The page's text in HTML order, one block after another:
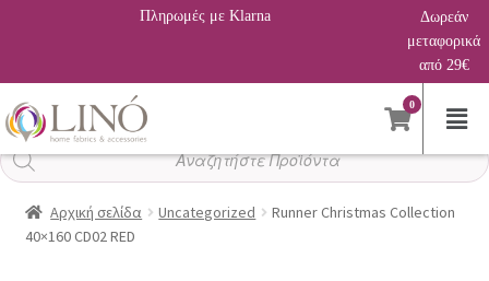
Πληρωμές με Klarna
Δωρεάν
μεταφορικά
από 29€
0
Αναζήτηση
προϊόντων
Αρχική σελίδα Uncategorized
Runner Christmas Collection
40×160 CD02 RED